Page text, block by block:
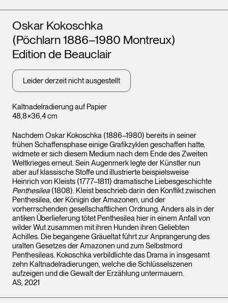
Kaltnadelradierung auf Papier
48,8×36,4 cm
Künstler*innen
Oskar Kokoschka
(Pöchlarn 1886–1980 Montreux)
Edition de Beauclair
Leider derzeit nicht ausgestellt
Nachdem Oskar Kokoschka (1886–1980) bereits in seiner
frühen Schaffensphase einige Grafikzyklen geschaffen hatte,
widmete er sich diesem Medium nach dem Ende des Zweiten
Weltkrieges erneut. Sein Augenmerk legte der Künstler nun
aber auf klassische Stoffe und illustrierte beispielsweise
Heinrich von Kleists (1777–1811) dramatische Liebesgeschichte
Penthesilea (1808). Kleist beschrieb darin den Konflikt zwischen
Penthesilea, der Königin der Amazonen, und der
vorherrschenden gesellschaftlichen Ordnung. Anders als in der
antiken Überlieferung tötet Penthesilea hier in einem Anfall von
wilder Wut zusammen mit ihren Hunden ihren Geliebten
Achilles. Die begangene Gräueltat führt zur Anprangerung des
uralten Gesetzes der Amazonen und zum Selbstmord
Penthesileas. Kokoschka verbildlichte das Drama in insgesamt
zehn Kaltnadelradierungen, welche die Schlüsselszenen
aufzeigen und die Gewalt der Erzählung untermauern.
AS, 2021